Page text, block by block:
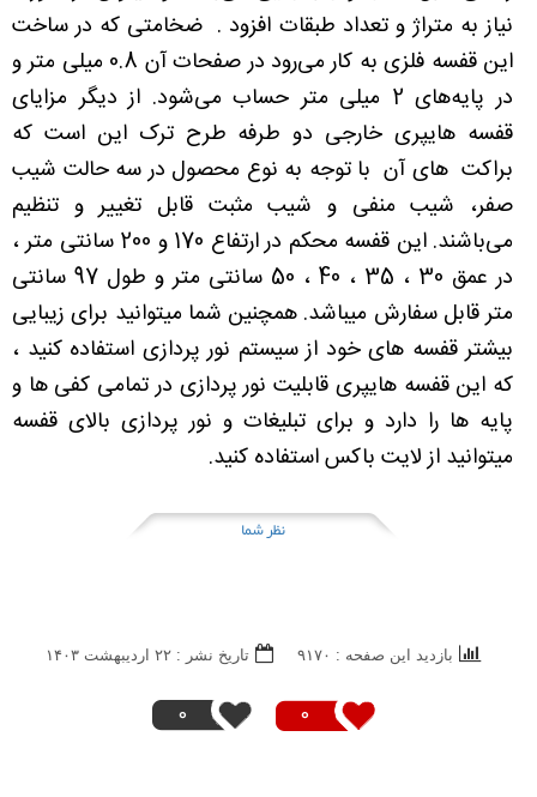
نیاز به متراژ و تعداد طبقات افزود . ضخامتی که در ساخت
این قفسه فلزی به کار می‌رود در صفحات آن 0.8 میلی متر و
در پایه‌های 2 میلی متر حساب می‌شود. از دیگر مزایای
قفسه هایپری خارجی دو طرفه طرح ترک این است که
براکت های آن با توجه به نوع محصول در سه حالت شیب
صفر، شیب منفی و شیب مثبت قابل تغییر و تنظیم
می‌باشند. این قفسه محکم در ارتفاع 170 و 200 سانتی متر ،
در عمق 30 ، 35 ، 40 ، 50 سانتی متر و طول 97 سانتی
متر قابل سفارش میباشد. همچنین شما میتوانید برای زیبایی
بیشتر قفسه های خود از سیستم نور پردازی استفاده کنید ،
که این قفسه هایپری قابلیت نور پردازی در تمامی کفی ها و
پایه ها را دارد و برای تبلیغات و نور پردازی بالای قفسه
میتوانید از لایت باکس استفاده کنید.
نظر شما
0
0
بازدید این صفحه : ۹۱۷۰ تاریخ نشر : ۲۲ ارديبهشت ۱۴۰۳